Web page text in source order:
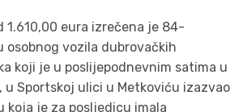
1.610,00 eura izrečena je 84-
osobnog vozila dubrovačkih
koji je u poslijepodnevnim satima u
u Sportskoj ulici u Metkoviću izazvao
koja je za posljedicu imala